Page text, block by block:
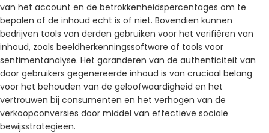
van het account en de betrokkenheidspercentages om te
bepalen of de inhoud echt is of niet. Bovendien kunnen
bedrijven tools van derden gebruiken voor het verifiëren van
inhoud, zoals beeldherkenningssoftware of tools voor
sentimentanalyse. Het garanderen van de authenticiteit van
door gebruikers gegenereerde inhoud is van cruciaal belang
voor het behouden van de geloofwaardigheid en het
vertrouwen bij consumenten en het verhogen van de
verkoopconversies door middel van effectieve sociale
bewijsstrategieën.